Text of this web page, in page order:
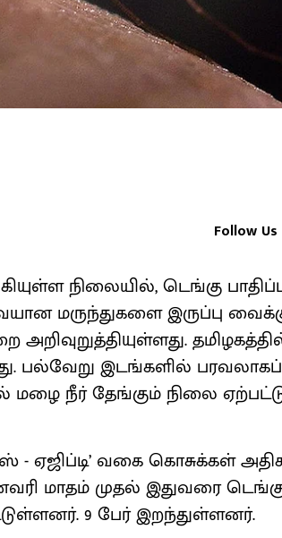
Follow Us
நிலை​யில், டெங்கு
மருந்​துகளை இருப்பு
அறி​வுறுத்​தி​யுள்​ளது.
பல்​வேறு இடங்​களில்
மழை நீர் தேங்​கும் நிலை
- ஏஜிப்​டி’ வகை கொசுக்​கள்
மாதம் முதல் இது​வரை
9 பேர் இறந்​துள்​ளனர்.